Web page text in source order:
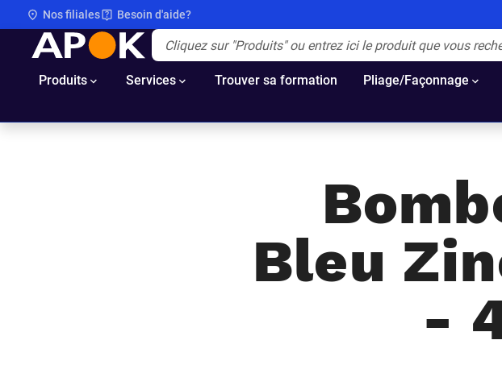
Nos filiales Besoin d'aide?
APOK
Produits Services Trouver sa formation Pliage/Façonnage
Bleu
-